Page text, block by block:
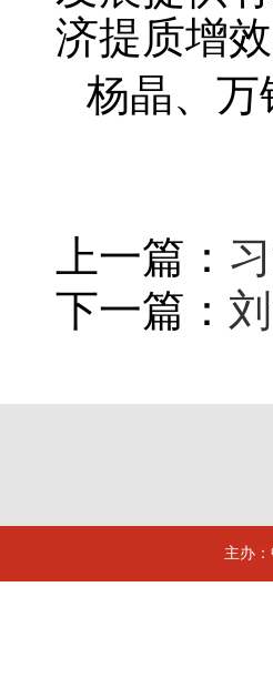
济提质增
杨晶、万
上一篇：
下一篇：
主办